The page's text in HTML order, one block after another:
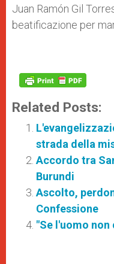
Juan Ramón Gil
beatificazione per
Related Posts:
strada della
Accordo tra
Burundi
Ascolto,
Confessione
"Se l'uomo